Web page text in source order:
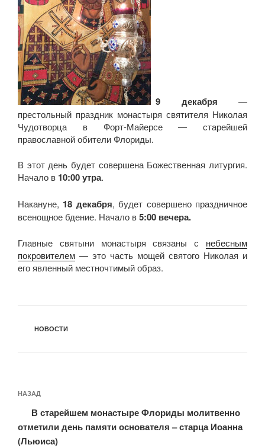
19 декабря —
престольный праздник монастыря святителя Николая
Чудотворца в Форт-Майерсе — старейшей
православной обители Флориды.
В этот день будет совершена Божественная литургия.
Начало в 10:00 утра.
Накануне, 18 декабря, будет совершено праздничное
всенощное бдение. Начало в5:00 вечера.
Главные святыни монастыря связаны с небесным
покровителем — это часть мощей святого Николая и
его явленный местночтимый образ.
РУБРИКИ
НОВОСТИ
по
записям
Предыдущая
запись:
НАЗАД
В старейшем монастыре Флориды молитвенно
отметили день памяти основателя – старца Иоанна
(Льюиса)